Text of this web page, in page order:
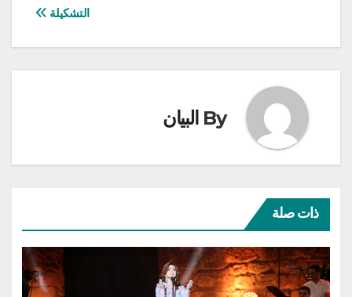
التشكيلة
By البيان
ذات صلة